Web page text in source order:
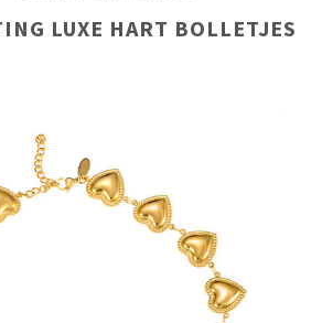
LUXE HART BOLLETJES